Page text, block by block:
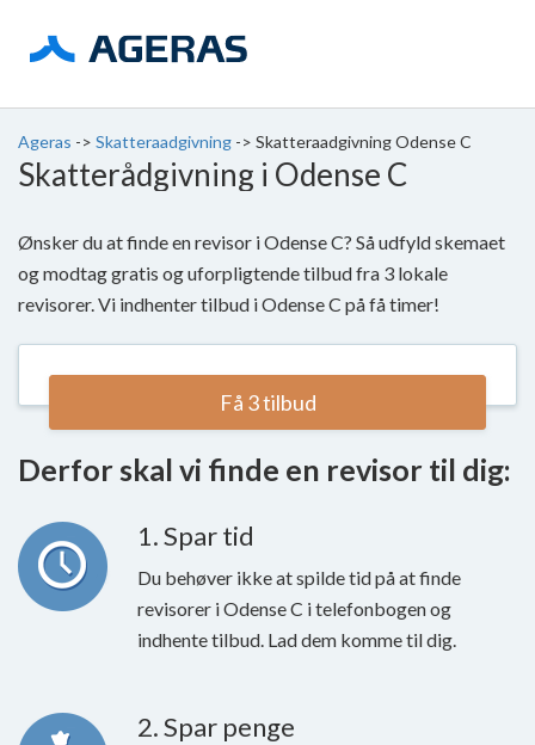
Ageras -> Skatteraadgivning -> Skatteraadgivning Odense C
Skatterådgivning i Odense C
Ønsker du at finde en revisor i Odense C? Så udfyld skemaet
og modtag gratis og uforpligtende tilbud fra 3 lokale
revisorer. Vi indhenter tilbud i Odense C på få timer!
Få 3 tilbud
Derfor skal vi finde en revisor til dig:
1. Spar tid
Du behøver ikke at spilde tid på at finde
revisorer i Odense C i telefonbogen og
indhente tilbud. Lad dem komme til dig.
2. Spar penge